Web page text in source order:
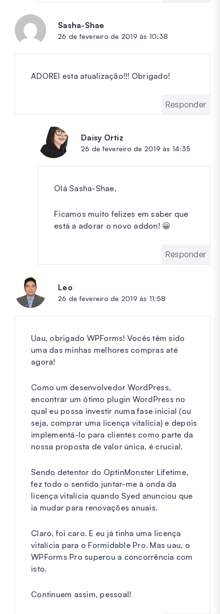
Sasha-Shae
26 de fevereiro de 2019 às 10:38
ADOREI esta atualização!!! Obrigado!
Responder
Daisy Ortiz
26 de fevereiro de 2019 às 14:35
Olá Sasha-Shae,
Ficamos muito felizes em saber que
está a adorar o novo addon! 😀
Responder
Leo
26 de fevereiro de 2019 às 11:58
Uau, obrigado WPForms! Vocês têm sido
uma das minhas melhores compras até
agora!
Como um desenvolvedor WordPress,
encontrar um ótimo plugin WordPress no
qual eu possa investir numa fase inicial (ou
seja, comprar uma licença vitalícia) e depois
implementá-lo para clientes como parte da
nossa proposta de valor única, é crucial.
Sendo detentor do OptinMonster Lifetime,
fez todo o sentido juntar-me à onda da
licença vitalícia quando Syed anunciou que
ia mudar para renovações anuais.
Claro, foi caro. E eu já tinha uma licença
vitalícia para o Formidable Pro. Mas uau, o
WPForms Pro superou a concorrência com
isto.
Continuem assim, pessoal!